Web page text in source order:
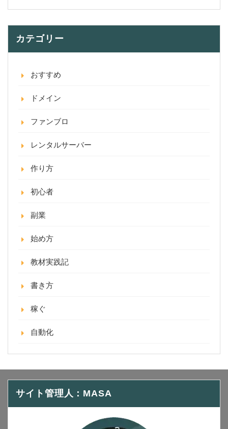
カテゴリー
おすすめ
ドメイン
ファンブロ
レンタルサーバー
作り方
初心者
副業
始め方
教材実践記
書き方
稼ぐ
自動化
サイト管理人：MASA